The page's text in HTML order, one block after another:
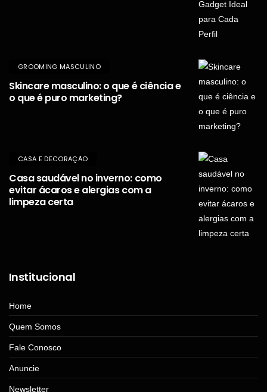
GROOMING MASCULINO
Skincare masculino: o que é ciência e
o que é puro marketing?
CASA E DECORAÇÃO
Casa saudável no inverno: como
evitar ácaros e alergias com a
limpeza certa
Institucional
Home
Quem Somos
Fale Conosco
Anuncie
Newsletter